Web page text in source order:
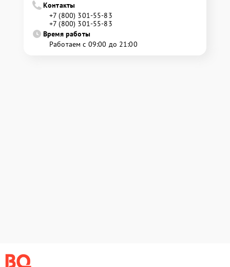
Контакты
+7 (800) 301-55-83
+7 (800) 301-55-83
Время работы
Работаем с 09:00 до 21:00